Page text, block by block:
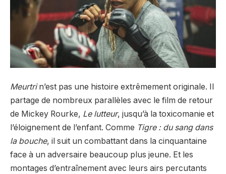
Meurtrin’est pas une histoire extrêmement originale. Il
partage de nombreux parallèles avec le film de retour
de Mickey Rourke, Le lutteur, jusqu’à la toxicomanie et
l’éloignement de l’enfant. Comme Tigre : du sang dans
la bouche, il suit un combattant dans la cinquantaine
face à un adversaire beaucoup plus jeune. Et les
montages d’entraînement avec leurs airs percutants